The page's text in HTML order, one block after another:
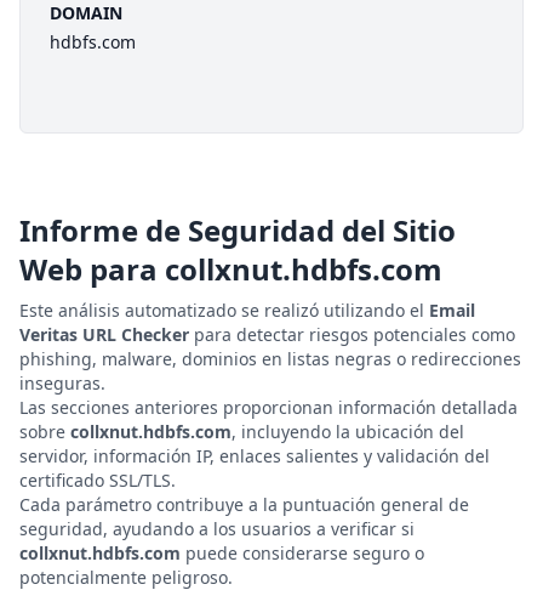
DOMAIN
hdbfs.com
Informe de Seguridad del Sitio
Web para collxnut.hdbfs.com
Este análisis automatizado se realizó utilizando el Email
Veritas URL Checker para detectar riesgos potenciales como
phishing, malware, dominios en listas negras o redirecciones
inseguras.
Las secciones anteriores proporcionan información detallada
sobre collxnut.hdbfs.com, incluyendo la ubicación del
servidor, información IP, enlaces salientes y validación del
certificado SSL/TLS.
Cada parámetro contribuye a la puntuación general de
seguridad, ayudando a los usuarios a verificar si
collxnut.hdbfs.com puede considerarse seguro o
potencialmente peligroso.